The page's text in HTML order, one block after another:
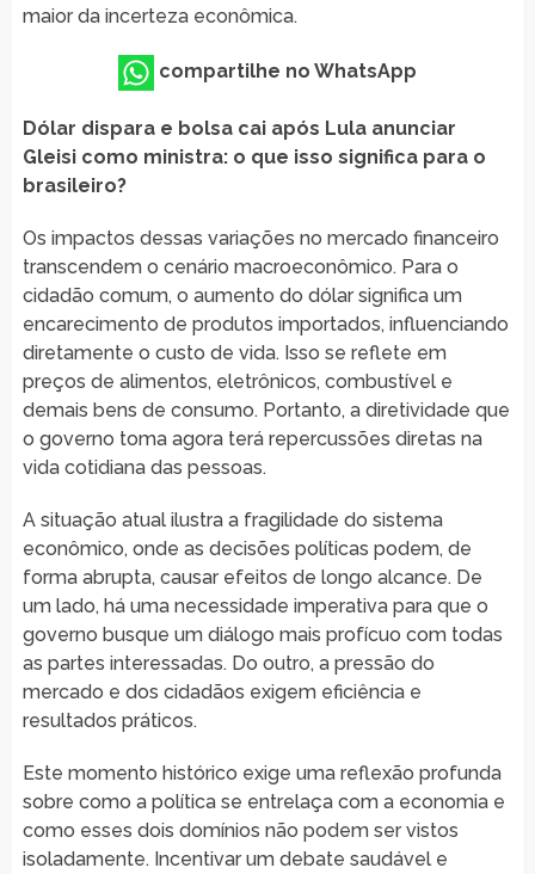
maior da incerteza econômica.
compartilhe no WhatsApp
Dólar dispara e bolsa cai após Lula anunciar
Gleisi como ministra: o que isso significa para o
brasileiro?
Os impactos dessas variações no mercado financeiro
transcendem o cenário macroeconômico. Para o
cidadão comum, o aumento do dólar significa um
encarecimento de produtos importados, influenciando
diretamente o custo de vida. Isso se reflete em
preços de alimentos, eletrônicos, combustível e
demais bens de consumo. Portanto, a diretividade que
o governo toma agora terá repercussões diretas na
vida cotidiana das pessoas.
A situação atual ilustra a fragilidade do sistema
econômico, onde as decisões políticas podem, de
forma abrupta, causar efeitos de longo alcance. De
um lado, há uma necessidade imperativa para que o
governo busque um diálogo mais profícuo com todas
as partes interessadas. Do outro, a pressão do
mercado e dos cidadãos exigem eficiência e
resultados práticos.
Este momento histórico exige uma reflexão profunda
sobre como a política se entrelaça com a economia e
como esses dois domínios não podem ser vistos
isoladamente. Incentivar um debate saudável e